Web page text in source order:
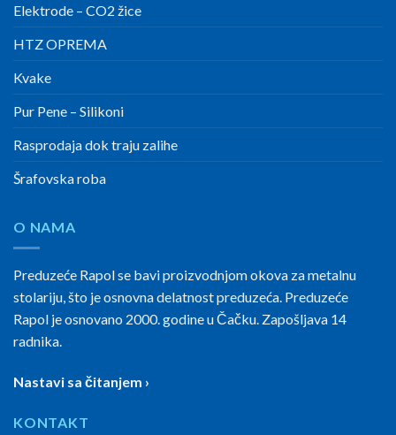
Elektrode – CO2 žice
HTZ OPREMA
Kvake
Pur Pene – Silikoni
Rasprodaja dok traju zalihe
Šrafovska roba
O NAMA
Preduzeće Rapol se bavi proizvodnjom okova za metalnu
stolariju, što je osnovna delatnost preduzeća. Preduzeće
Rapol je osnovano 2000. godine u Čačku. Zapošljava 14
radnika.
Nastavi sa čitanjem ›
KONTAKT